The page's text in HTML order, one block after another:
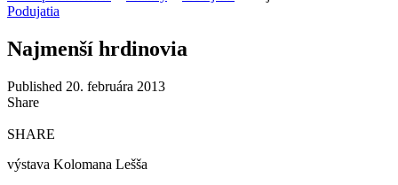
Podujatia
Najmenší hrdinovia
Published 20. februára 2013
Share
SHARE
výstava Kolomana Lešša